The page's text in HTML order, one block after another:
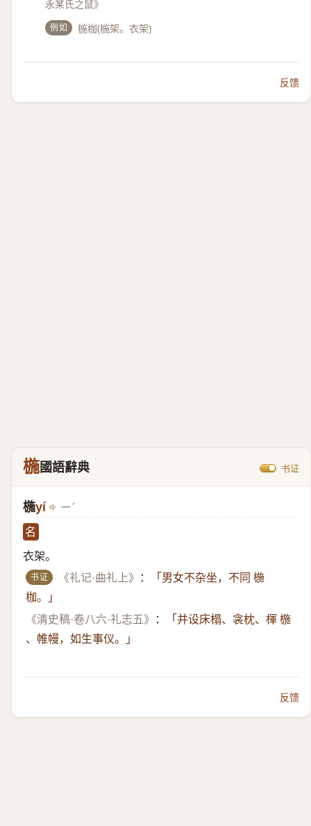
永某氏之鼠》
例如 椸枷(椸架。衣架)
反馈
椸國語辭典 书证
椸yí ㄧˊ
名
衣架。
书证 《礼记·曲礼上》 ：
「男女不杂坐，不同 椸
枷。」
《清史稿·卷八六·礼志五》
：
「并设床榻、衾枕、楎 椸
、帷幔，如生事仪。」
反馈